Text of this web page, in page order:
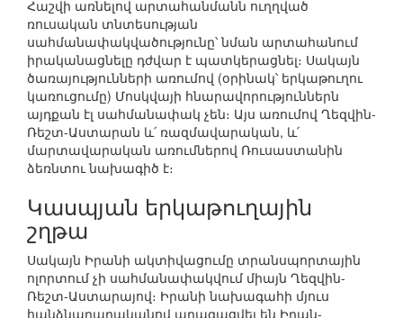
Հաշվի առնելով արտահանմանն ուղղված
ռուսական տնտեսության
սահմանափակվածությունը՝ նման արտահանում
իրականացնելը դժվար է պատկերացնել։ Սակայն
ծառայությունների առումով (օրինակ՝ երկաթուղու
կառուցումը) Մոսկվայի հնարավորություններն
այդքան էլ սահմանափակ չեն։ Այս առումով Ղեզվին-
Ռեշտ-Աստարան և՛ ռազմավարական, և՛
մարտավարական առումներով Ռուսաստանին
ձեռնտու նախագիծ է։
Կասպյան երկաթուղային
շղթա
Սակայն Իրանի ակտիվացումը տրանսպորտային
ոլորտում չի սահմանափակվում միայն Ղեզվին-
Ռեշտ-Աստարայով։ Իրանի նախագահի մյուս
հանձնարարականով արագացվել են Իրան-